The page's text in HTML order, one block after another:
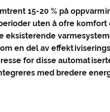
15-20 % på
uten å ofre
en del av
for disse
med bredere